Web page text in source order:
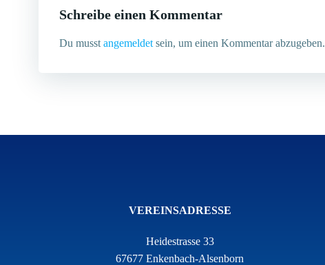
navigation
Schreibe einen Kommentar
Du musst angemeldet sein, um einen Kommentar abzugeben.
VEREINSADRESSE
Heidestrasse 33
67677 Enkenbach-Alsenborn